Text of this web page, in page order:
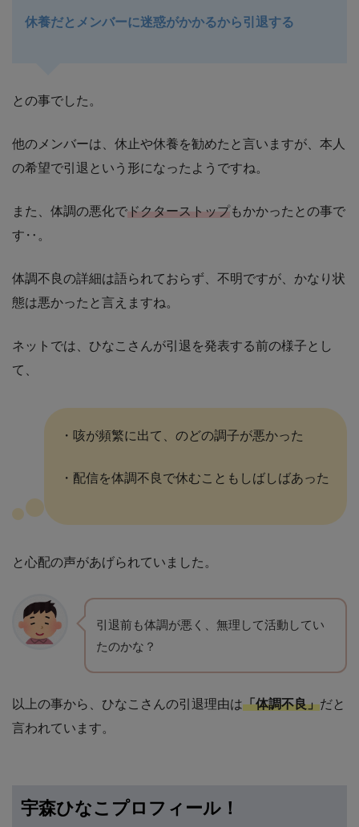
休養だとメンバーに迷惑がかかるから引退する
との事でした。
他のメンバーは、休止や休養を勧めたと言いますが、本人
の希望で引退という形になったようですね。
また、体調の悪化で ドクターストップもかかったとの事で
す‥。
体調不良の詳細は語られておらず、不明ですが、かなり状
態は悪かったと言えますね。
ネットでは、ひなこさんが引退を発表する前の様子とし
て、
・咳が頻繁に出て、のどの調子が悪かった
・配信を体調不良で休むこともしばしばあった
と心配の声があげられていました。
引退前も体調が悪く、無理して活動してい
たのかな？
以上の事から、ひなこさんの引退理由は「体調不良」だと
言われています。
宇森ひなこプロフィール！